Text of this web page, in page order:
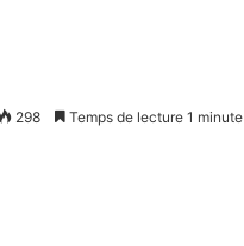
298 Temps de lecture 1 minute